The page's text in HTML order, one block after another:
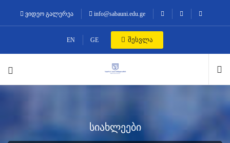
ვიდეო გალერეა info@sabauni.edu.ge
EN GE შესვლა
სიახლეები